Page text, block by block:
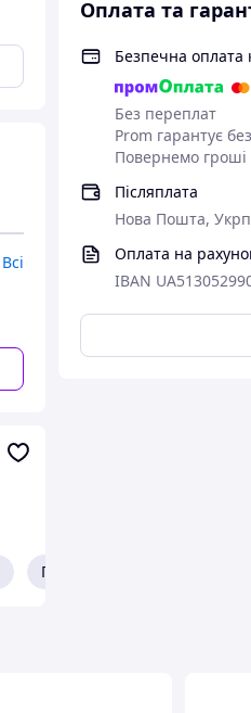
Оплата та
Безпечна оплата
Без переплат
Prom гарантує
Повернемо гроші
Післяплата
Нова Пошта,
Оплата на
IBAN
Всі
Про продавця